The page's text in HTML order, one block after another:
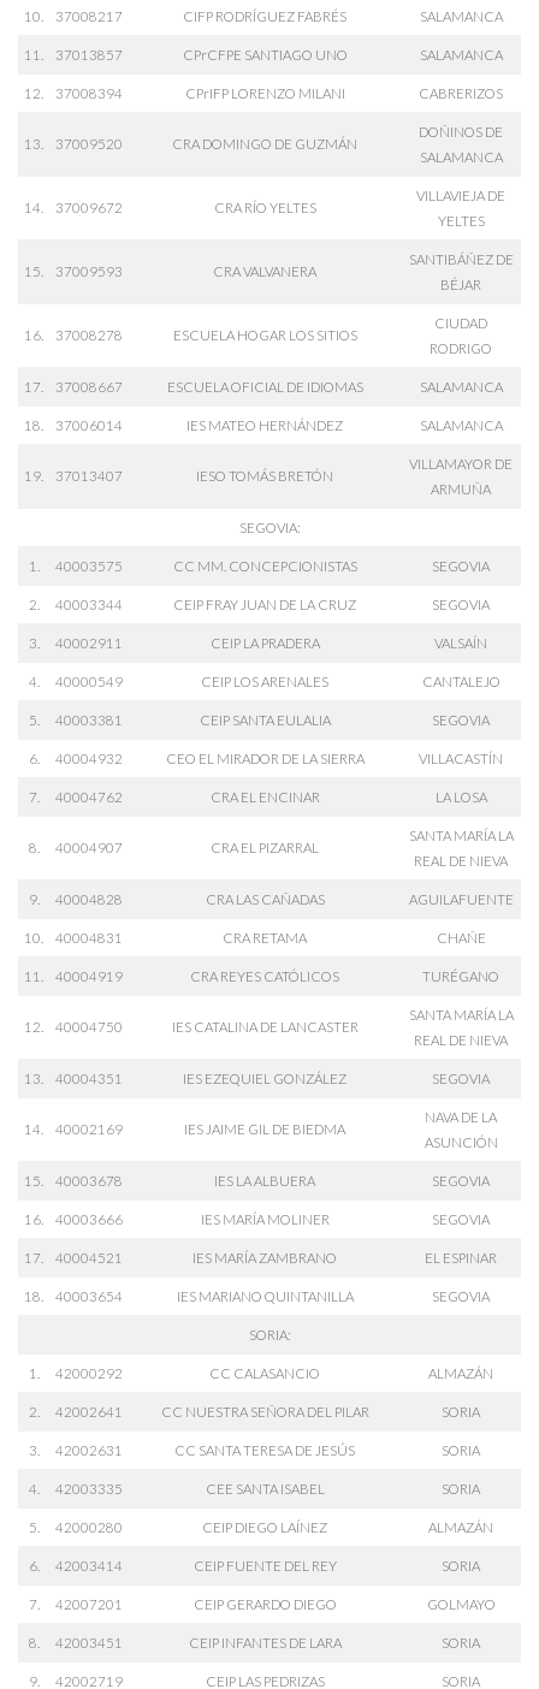
10. 37008217 CIFP RODRÍGUEZ FABRÉS SALAMANCA
11. 37013857 CPrCFPE SANTIAGO UNO SALAMANCA
12. 37008394 CPrIFP LORENZO MILANI CABRERIZOS
13. 37009520 CRA DOMINGO DE GUZMÁN
DOÑINOS DE
SALAMANCA
14. 37009672 CRA RÍO YELTES
VILLAVIEJA DE
YELTES
15. 37009593 CRA VALVANERA
SANTIBÁÑEZ DE
BÉJAR
16. 37008278 ESCUELA HOGAR LOS SITIOS
CIUDAD
RODRIGO
17. 37008667 ESCUELA OFICIAL DE IDIOMAS SALAMANCA
18. 37006014 IES MATEO HERNÁNDEZ SALAMANCA
19. 37013407 IESO TOMÁS BRETÓN
VILLAMAYOR DE
ARMUÑA
SEGOVIA:
1. 40003575 CC MM. CONCEPCIONISTAS SEGOVIA
2. 40003344 CEIP FRAY JUAN DE LA CRUZ SEGOVIA
3. 40002911 CEIP LA PRADERA VALSAÍN
4. 40000549 CEIP LOS ARENALES CANTALEJO
5. 40003381 CEIP SANTA EULALIA SEGOVIA
6. 40004932 CEO EL MIRADOR DE LA SIERRA VILLACASTÍN
7. 40004762 CRA EL ENCINAR LA LOSA
8. 40004907 CRA EL PIZARRAL
SANTA MARÍA LA
REAL DE NIEVA
9. 40004828 CRA LAS CAÑADAS AGUILAFUENTE
10. 40004831 CRA RETAMA CHAÑE
11. 40004919 CRA REYES CATÓLICOS TURÉGANO
12. 40004750 IES CATALINA DE LANCASTER
SANTA MARÍA LA
REAL DE NIEVA
13. 40004351 IES EZEQUIEL GONZÁLEZ SEGOVIA
14. 40002169 IES JAIME GIL DE BIEDMA
NAVA DE LA
ASUNCIÓN
15. 40003678 IES LA ALBUERA SEGOVIA
16. 40003666 IES MARÍA MOLINER SEGOVIA
17. 40004521 IES MARÍA ZAMBRANO EL ESPINAR
18. 40003654 IES MARIANO QUINTANILLA SEGOVIA
SORIA:
1. 42000292 CC CALASANCIO ALMAZÁN
2. 42002641 CC NUESTRA SEÑORA DEL PILAR SORIA
3. 42002631 CC SANTA TERESA DE JESÚS SORIA
4. 42003335 CEE SANTA ISABEL SORIA
5. 42000280 CEIP DIEGO LAÍNEZ ALMAZÁN
6. 42003414 CEIP FUENTE DEL REY SORIA
7. 42007201 CEIP GERARDO DIEGO GOLMAYO
8. 42003451 CEIP INFANTES DE LARA SORIA
9. 42002719 CEIP LAS PEDRIZAS SORIA